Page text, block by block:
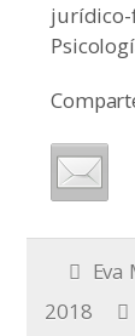
Eva
2018